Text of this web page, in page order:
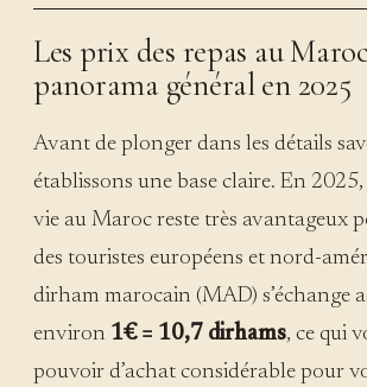
Les prix des repas au
panorama général en 2025
Avant de plonger dans les détails
établissons une base claire. En
vie au Maroc reste très avantageux
des touristes européens et nord-
dirham marocain (MAD) s’échange
environ 1€ = 10,7 dirhams, ce qui
pouvoir d’achat considérable pour